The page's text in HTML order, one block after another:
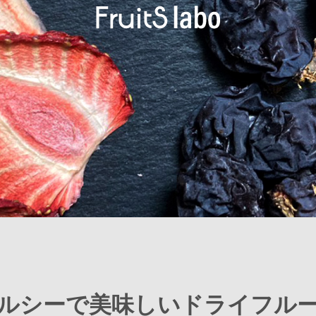
シーで美味しい ドライフル